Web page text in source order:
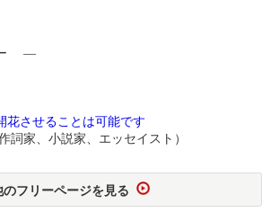
ー ―
花させることは可能です
、小説家、エッセイスト）
のフリーページを見る